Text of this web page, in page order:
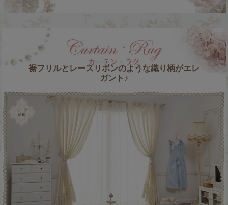
裾フリルとレースリボンのような織り柄がエレ
ガント♪